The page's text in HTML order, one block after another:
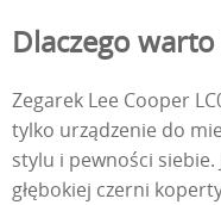
Dlaczego
Zegarek Lee Cooper
tylko urządzenie do
stylu i pewności siebie.
głębokiej czerni